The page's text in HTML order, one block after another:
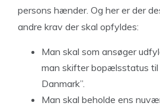
persons hænder. Og her er der
andre krav der skal opfyldes:
Man skal som ansøger
man skifter bopælsstatus til
Danmark”.
Man skal beholde ens